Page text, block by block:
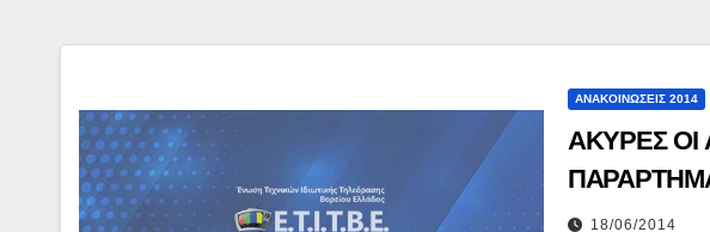
ΑΝΑΚΟΙΝΏΣΕΙΣ 2014
ΑΚΥΡΕΣ ΟΙ
18/06/2014